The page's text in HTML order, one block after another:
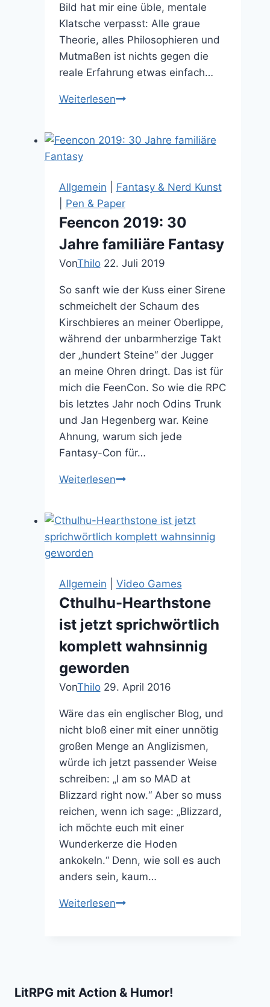
Bild hat mir eine üble, mentale
Klatsche verpasst: Alle graue
Theorie, alles Philosophieren und
Mutmaßen ist nichts gegen die
reale Erfahrung etwas einfach…
WeiterlesenPhilosophisches
mal
Arsch
hochkriegen!
Allgemein
Fantasy & Nerd Kunst
Pen & Paper
Feencon 2019: 30
Jahre familiäre Fantasy
VonThilo 22. Juli 2019
So sanft wie der Kuss einer Sirene
schmeichelt der Schaum des
Kirschbieres an meiner Oberlippe,
während der unbarmherzige Takt
der „hundert Steine“ der Jugger
an meine Ohren dringt. Das ist für
mich die FeenCon. So wie die RPC
bis letztes Jahr noch Odins Trunk
und Jan Hegenberg war. Keine
Ahnung, warum sich jede
Fantasy-Con für…
WeiterlesenFeencon
Jahre
familiäre
Allgemein
Video Games
Cthulhu-Hearthstone
ist jetzt sprichwörtlich
komplett wahnsinnig
geworden
VonThilo 29. April 2016
Wäre das ein englischer Blog, und
nicht bloß einer mit einer unnötig
großen Menge an Anglizismen,
würde ich jetzt passender Weise
schreiben: „I am so MAD at
Blizzard right now.“ Aber so muss
reichen, wenn ich sage: „Blizzard,
ich möchte euch mit einer
Wunderkerze die Hoden
ankokeln.“ Denn, wie soll es auch
anders sein, kaum…
WeiterlesenCthulhu-
wahnsinnig
LitRPG mit Action & Humor!